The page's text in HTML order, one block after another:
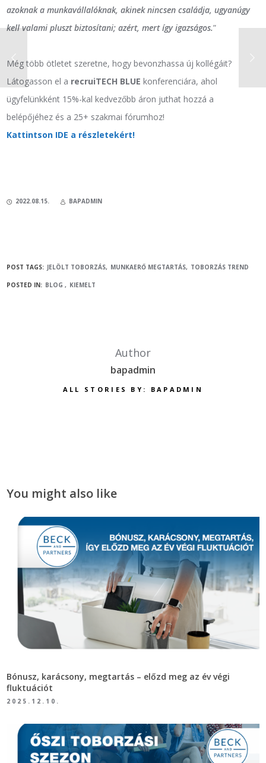
azoknak a munkavállalóknak, akinek nincsen családja, ugyanúgy
kell valami pluszt biztosítani; azért, mert így igazságos.”
Még több ötletet szeretne, hogy bevonzhassa új kollégáit?
Látogasson el a recruiTECH BLUE konferenciára, ahol
ügyfelünkként 15%-kal kedvezőbb áron juthat hozzá a
belépőjéhez és a 25+ szakmai fórumhoz!
Kattintson IDE a részletekért!
2022.08.15. BAPADMIN
POST TAGS: JELÖLT TOBORZÁS MUNKAERŐ MEGTARTÁS TOBORZÁS TREND
POSTED IN: BLOG KIEMELT
Author
bapadmin
ALL STORIES BY: BAPADMIN
You might also like
Bónusz, karácsony, megtartás – előzd meg az év végi
fluktuációt
2025.12.10.